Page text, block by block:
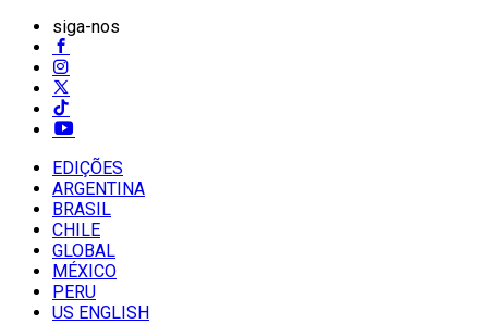
siga-nos
EDIÇÕES
ARGENTINA
BRASIL
CHILE
GLOBAL
MÉXICO
PERU
US ENGLISH